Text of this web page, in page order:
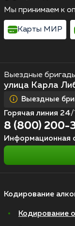
Кодирование
Кодирование
Выездные
улица Карла
Выездные
Горячая линия
8 (800) 200-
Информационная
Мы принимаем к
Карты МИР